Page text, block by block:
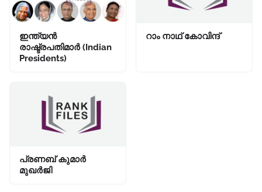
ഇന്ത്യൻ
രാഷ്ട്രപതിമാർ (Indian
Presidents)
റാം നാഥ് കോവിന്ദ്
പ്രണബ് കുമാർ
മുഖർജി